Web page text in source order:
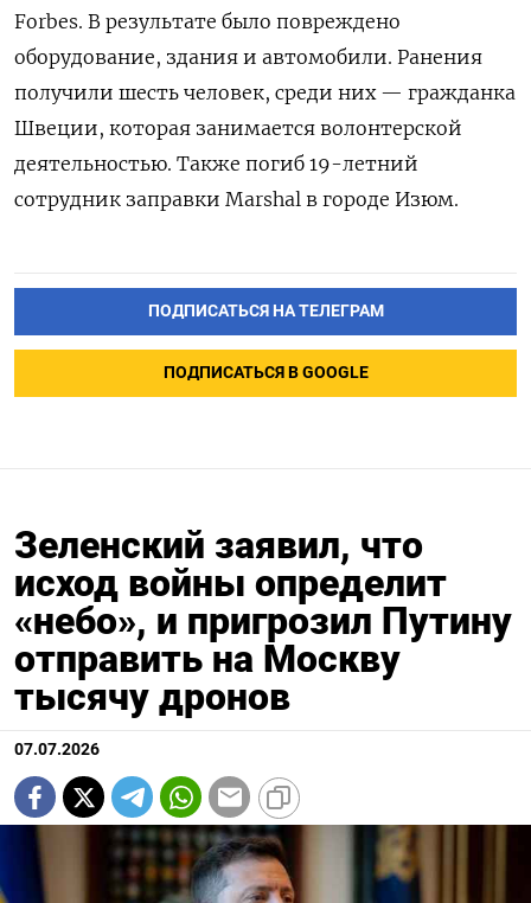
Forbes. В результате было повреждено
оборудование, здания и автомобили. Ранения
получили шесть человек, среди них — гражданка
Швеции, которая занимается волонтерской
деятельностью. Также погиб 19-летний
сотрудник заправки Marshal в городе Изюм.
ПОДПИСАТЬСЯ НА ТЕЛЕГРАМ
ПОДПИСАТЬСЯ В GOOGLE
Зеленский заявил, что
исход войны определит
«небо», и пригрозил Путину
отправить на Москву
тысячу дронов
07.07.2026